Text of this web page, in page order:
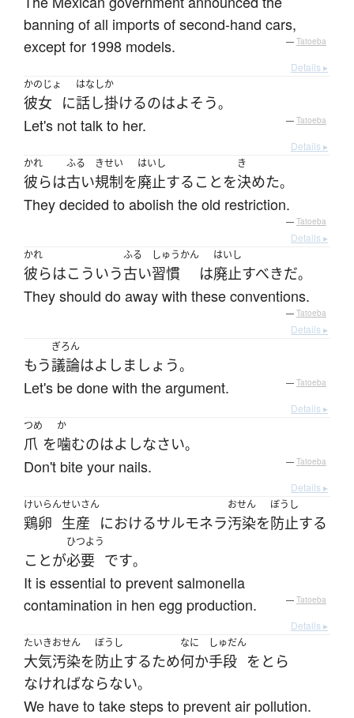
banning of all imports of second-hand cars,
except for 1998 models.
— Tatoeba
Details ▸
かのじょ
彼女 に
はなしか
話し掛けるのはよそう。
Let's not talk to her. — Tatoeba
Details ▸
かれ
彼らは
ふる
古い
きせい
規制を
はいし
廃止する ことを
き
決めた。
They decided to abolish the old restriction.
— Tatoeba
Details ▸
かれ
彼らはこういう
ふる
古い
しゅうかん
習慣 は
はいし
廃止すべきだ。
They should do away with these conventions.
— Tatoeba
Details ▸
もう
ぎろん
議論はよしましょう。
Let's be done with the argument. — Tatoeba
Details ▸
つめ
爪 を
か
噛むのはよしなさい。
Don't bite your nails. — Tatoeba
Details ▸
けいらん
鶏卵
せいさん
生産 におけるサルモネラ
おせん
汚染を
ぼうし
防止する
ことが
ひつよう
必要 です。
It is essential to prevent salmonella
contamination in hen egg production.
— Tatoeba
Details ▸
たいきおせん
大気汚染を
ぼうし
防止するため
なに
何か
しゅだん
手段 を とら
なければならない。
We have to take steps to prevent air pollution.